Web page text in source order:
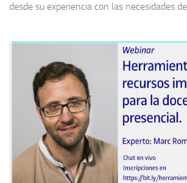
desde su experiencia con las necesidades